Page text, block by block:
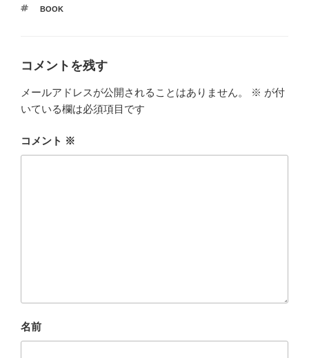
ゴ
タ
BOOK
コメントを残す
メールアドレスが公開されることはありません。 ※ が付
いている欄は必須項目です
コメント ※
名前